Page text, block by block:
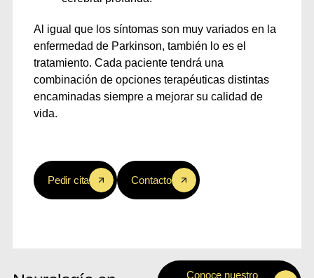
Al igual que los síntomas son muy variados en la
enfermedad de Parkinson, también lo es el
tratamiento. Cada paciente tendrá una
combinación de opciones terapéuticas distintas
encaminadas siempre a mejorar su calidad de
vida.
Pedir cita Contacto
Conoce nuestro